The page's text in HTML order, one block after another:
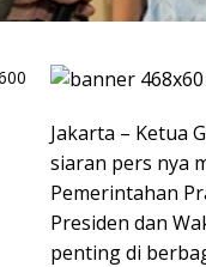
Jakarta – Ketua
siaran pers nya
Pemerintahan
Presiden dan
penting di